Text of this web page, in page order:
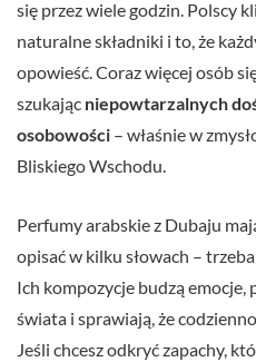
się przez wiele godzin. Polscy
naturalne składniki i to, że
opowieść. Coraz więcej osób
szukając niepowtarzalnych
osobowości – właśnie w
Bliskiego Wschodu.
Perfumy arabskie z Dubaju
opisać w kilku słowach –
Ich kompozycje budzą emocje,
świata i sprawiają, że
Jeśli chcesz odkryć zapachy,